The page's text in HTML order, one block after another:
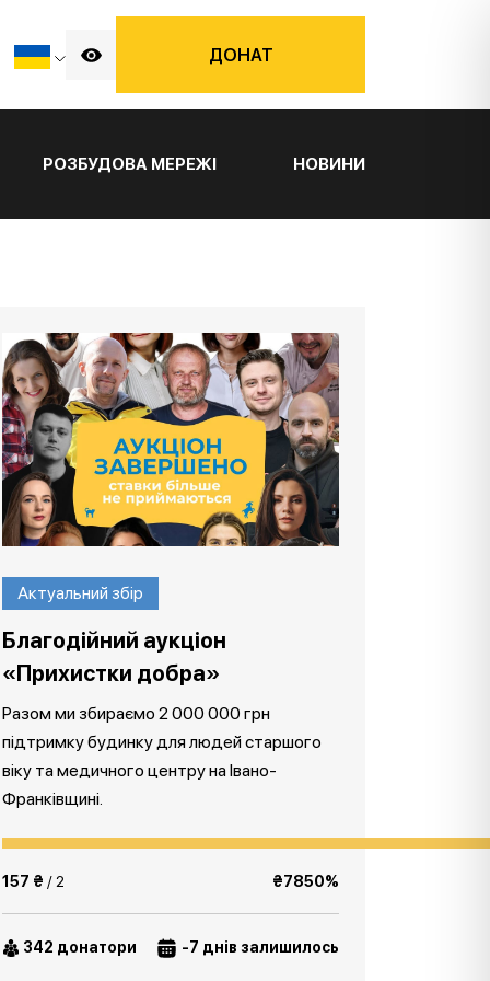
ДОНАТ
РОЗБУДОВА МЕРЕЖІ НОВИНИ
Актуальний збір
Благодійний аукціон
«Прихистки добра»
Разом ми збираємо 2 000 000 грн
підтримку будинку для людей старшого
віку та медичного центру на Івано-
Франківщині.
157 ₴ / 2 ₴7850%
342 донатори -7 днів залишилось